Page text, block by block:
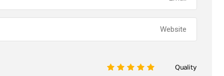
Quality
5
4
3
2